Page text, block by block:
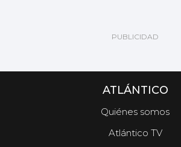
ATLÁNTICO
Quiénes somos
Atlántico TV